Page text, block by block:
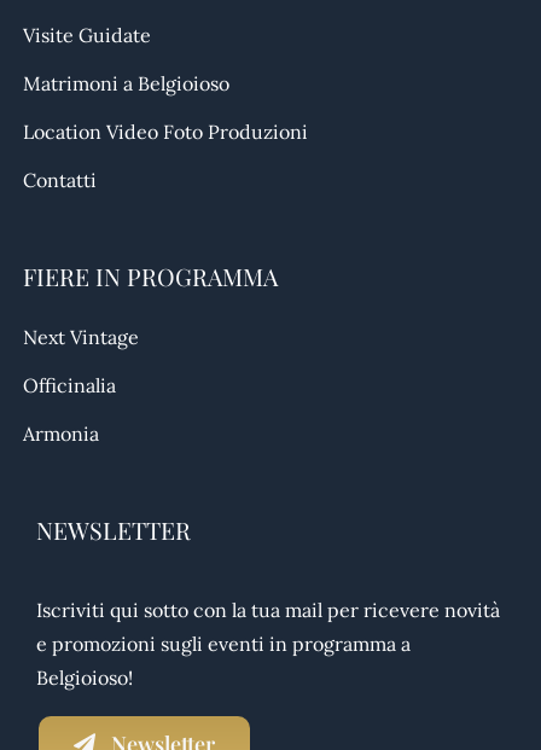
Visite Guidate
Matrimoni a Belgioioso
Location Video Foto Produzioni
Contatti
FIERE IN PROGRAMMA
Next Vintage
Officinalia
Armonia
NEWSLETTER
Iscriviti qui sotto con la tua mail per ricevere novità
e promozioni sugli eventi in programma a
Belgioioso!
Newsletter